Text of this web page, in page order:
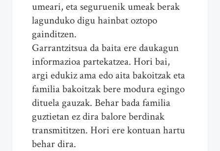
umeari, eta seguruenik umeak berak
lagunduko digu hainbat oztopo
gainditzen.
Garrantzitsua da baita ere daukagun
informazioa partekatzea. Hori bai,
argi edukiz ama edo aita bakoitzak eta
familia bakoitzak bere modura egingo
dituela gauzak. Behar bada familia
guztietan ez dira balore berdinak
transmititzen. Hori ere kontuan hartu
behar dira.